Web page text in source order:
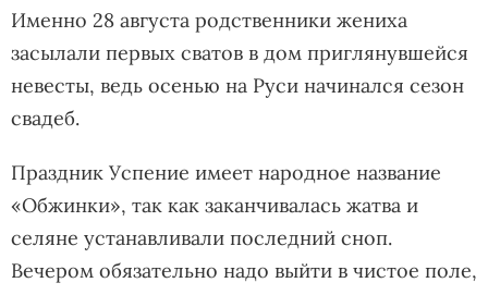
Именно 28 августа родственники жениха
засылали первых сватов в дом приглянувшейся
невесты, ведь осенью на Руси начинался сезон
свадеб.
Праздник Успение имеет народное название
«Обжинки», так как заканчивалась жатва и
селяне устанавливали последний сноп.
Вечером обязательно надо выйти в чистое поле,